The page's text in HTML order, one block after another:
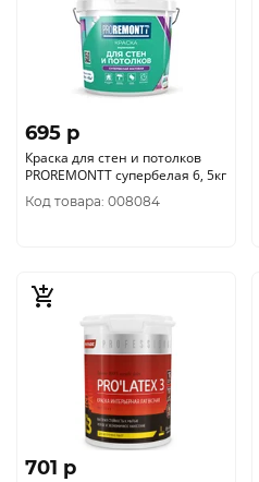
695 p
Краска для стен и потолков
PROREMONTT супербелая 6, 5кг
Код товара: 008084
701 p